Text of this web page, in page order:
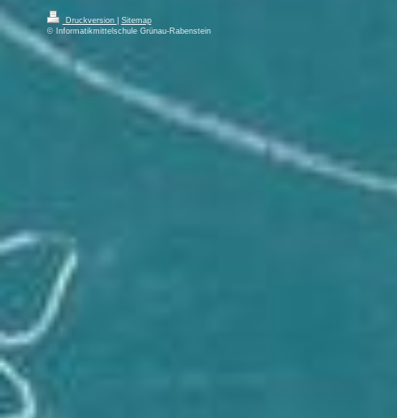
Druckversion
Sitemap
© Informatikmittelschule Grünau-Rabenstein